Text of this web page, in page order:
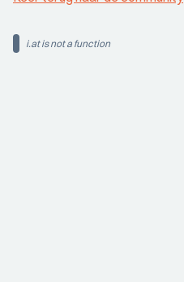
i.at is not a function